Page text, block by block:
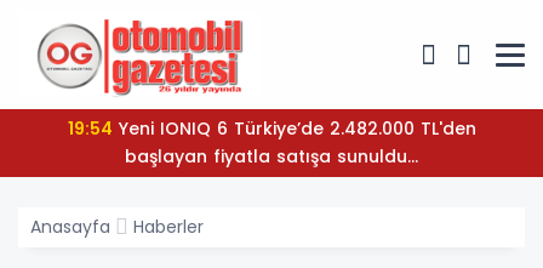
19:54
başlayan fiyatla satışa sunuldu...
Anasayfa Haberler